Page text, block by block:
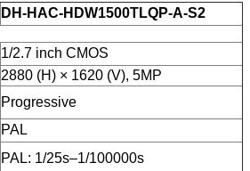
DH-HAC-HDW1500TLQP-A-S2
1/2.7 inch CMOS
2880 (H) × 1620 (V), 5MP
Progressive
PAL
PAL: 1/25s–1/100000s